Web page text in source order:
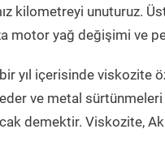
kilometreyi unuturuz.
motor yağ değişimi ve
bir yıl içerisinde
ve metal sürtünmeleri
demektir. Viskozite,